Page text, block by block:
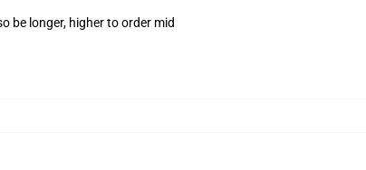
be longer, higher to order mid